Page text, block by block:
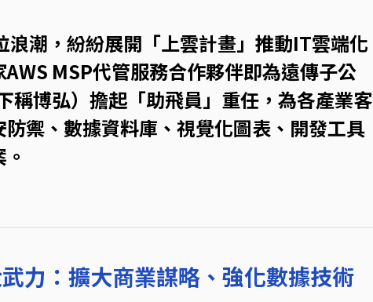
浪潮，紛紛展開「上雲計畫」推動IT雲端化
MSP代管服務合作夥伴即為遠傳子公
稱博弘）擔起「助飛員」重任，為各產業客
禦、數據資料庫、視覺化圖表、開發工具
力：擴大商業謀略、強化數據技術